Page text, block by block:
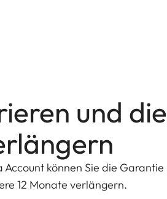
und die
können Sie die Garantie
12 Monate verlängern.